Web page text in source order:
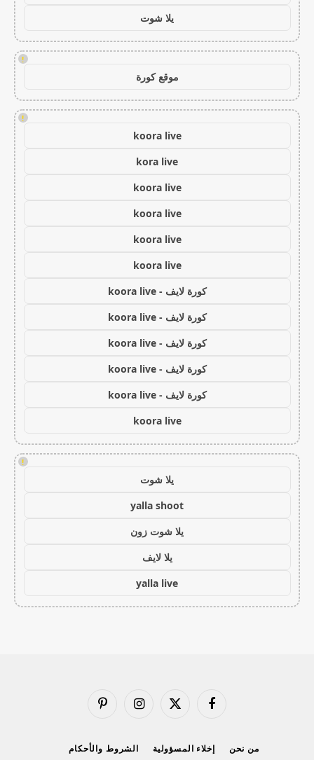
يلا شوت
!
موقع كورة
!
koora live
kora live
koora live
koora live
koora live
koora live
كورة لايف - koora live
كورة لايف - koora live
كورة لايف - koora live
كورة لايف - koora live
كورة لايف - koora live
koora live
!
يلا شوت
yalla shoot
يلا شوت زون
يلا لايف
yalla live
فيسبوك
X
الانستغرامبينتيريست
من نحن إخلاء المسؤولية الشروط والأحكام